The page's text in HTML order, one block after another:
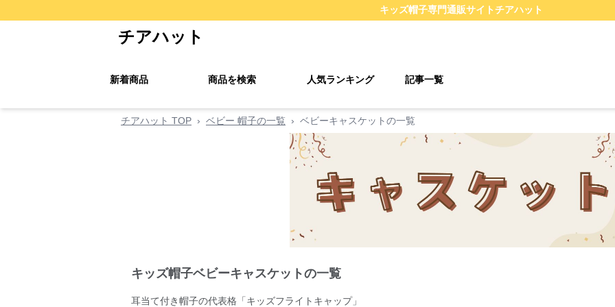
キッズ帽子専門通販サイトチアハット
チアハット
新着商品 商品を検索 人気ランキング 記事一覧
チアハット TOP › ベビー 帽子の一覧 › ベビーキャスケットの一覧
キッズ帽子ベビーキャスケットの一覧
耳当て付き帽子の代表格「キッズフライトキャップ」